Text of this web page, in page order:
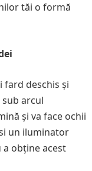
tăi o formă
fard deschis și
arcul
și va face ochii
un iluminator
obține acest